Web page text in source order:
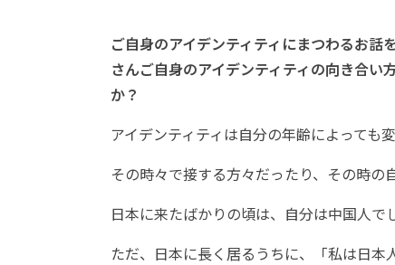
ご自身のアイデンティティにまつわるお話
さんご自身のアイデンティティの向き合
か？
アイデンティティは自分の年齢によっても
その時々で接する方々だったり、その時の
日本に来たばかりの頃は、自分は中国人で
ただ、日本に長く居るうちに、「私は日本